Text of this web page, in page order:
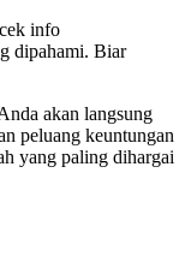
info
dipahami. Biar
akan langsung
peluang keuntungan
yang paling dihargai